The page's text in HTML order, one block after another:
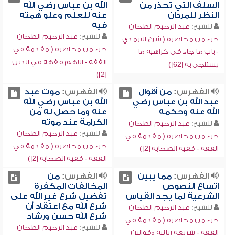
السلف التي تحذر من
النظر للمردان
للشيخ: عبد الرحيم الطحان
جزء من محاضرة ( شرح الترمذي
- باب ما جاء في كراهية ما
يستنجى به [62])
الله بن عباس رضي الله
عنه للعلم وعلو همته
فيه
للشيخ: عبد الرحيم الطحان
جزء من محاضرة ( مقدمة في
الفقه - اللهم فقهه في الدين
[2])
الفهرس:من أقوال
عبد الله بن عباس رضي
الله عنه وحكمه
للشيخ: عبد الرحيم الطحان
جزء من محاضرة ( مقدمة في
الفقه - فقيه الصحابة [2])
الفهرس:موت عبد
الله بن عباس رضي الله
عنه وما حصل له من
الكرامة عند موته
للشيخ: عبد الرحيم الطحان
جزء من محاضرة ( مقدمة في
الفقه - فقيه الصحابة [2])
الفهرس:مما يبين
اتساع النصوص
الشرعية لما يجد القياس
للشيخ: عبد الرحيم الطحان
جزء من محاضرة ( مقدمة في
الفقه - شريعة ربانية وقوانين
الفهرس:من
المخالفات المكفرة
تفضيل شرع غير الله على
شرع الله مع اعتقاد أن
شرع الله حسن ورشاد
للشيخ: عبد الرحيم الطحان